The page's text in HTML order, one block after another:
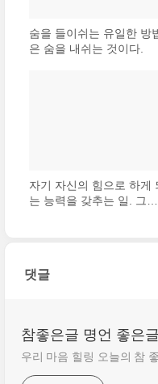
숨을 들이쉬는 유일한 방
은 숨을 내쉬는 것이다.
자기 자신의 힘으로 하게
는 능력을 갖추는 일. 그것
댓글
참좋은글 명언 좋은글
우리 마음 힐링 오늘의 참